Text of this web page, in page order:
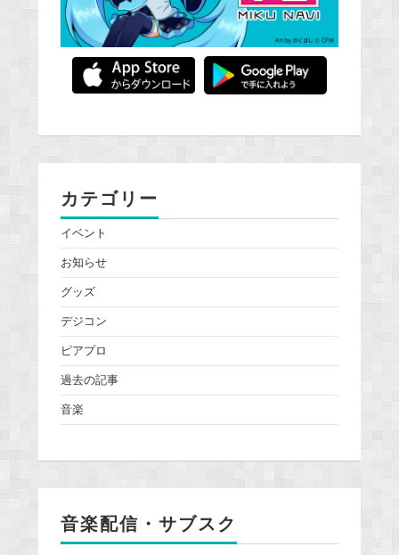
カテゴリー
イベント
お知らせ
グッズ
デジコン
ピアプロ
過去の記事
音楽
音楽配信・サブスク